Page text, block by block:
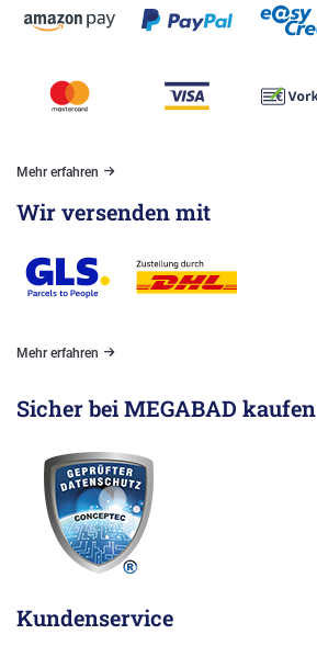
Mehr erfahren
Wir versenden mit
Mehr erfahren
Sicher bei MEGABAD kaufen
Kundenservice